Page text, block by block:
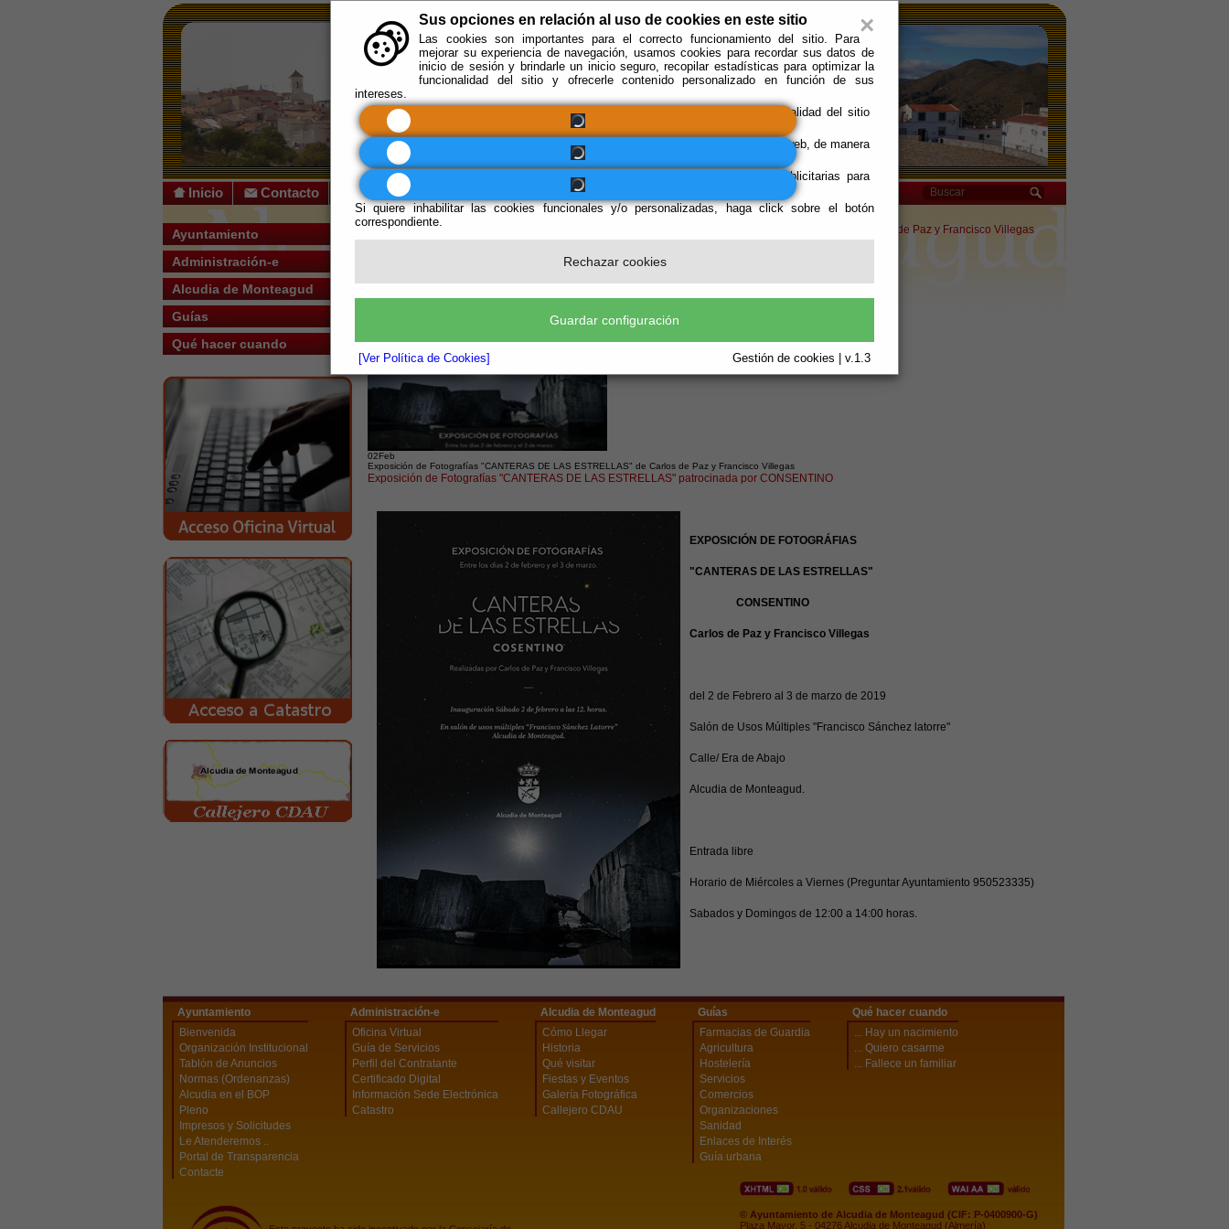
×
Sus opciones en relación al uso de cookies en este sitio
Las cookies son importantes para el correcto funcionamiento del sitio. Para
mejorar su experiencia de navegación, usamos cookies para recordar sus datos de
inicio de sesión y brindarle un inicio seguro, recopilar estadísticas para optimizar la
funcionalidad del sitio y ofrecerle contenido personalizado en función de sus
intereses.
Se requieren estas cookies para permitir la funcionalidad del sitio
Estas cookies nos permiten analizar el uso del Sitio web, de manera
que podamos medir y mejorar el funcionamiento.
Estas cookies son utilizadas por empresas publicitarias para
publicar anuncios relevantes para sus intereses.
Si quiere inhabilitar las cookies funcionales y/o personalizadas, haga click sobre el botón
correspondiente.
Rechazar cookies
Guardar configuración
[Ver Política de Cookies] Gestión de cookies | v.1.3
Inicio Contacto
Ayuntamiento
Administración-e
Alcudia de Monteagud
Guías
Qué hacer cuando
Usted se encuentra aquí: Exposición de Fotografías "CANTERAS DE LAS ESTRELLAS" de Carlos de Paz y Francisco Villegas
02Feb
Exposición de Fotografías "CANTERAS DE LAS ESTRELLAS" de Carlos de Paz y Francisco Villegas
Exposición de Fotografías "CANTERAS DE LAS ESTRELLAS" patrocinada por CONSENTINO
EXPOSICIÓN DE FOTOGRÁFIAS
"CANTERAS DE LAS ESTRELLAS"
CONSENTINO
Carlos de Paz y Francisco Villegas
del 2 de Febrero al 3 de marzo de 2019
Salón de Usos Múltiples "Francisco Sánchez latorre"
Calle/ Era de Abajo
Alcudia de Monteagud.
Entrada libre
Horario de Miércoles a Viernes (Preguntar Ayuntamiento 950523335)
Sabados y Domingos de 12:00 a 14:00 horas.
Ayuntamiento
Bienvenida
Organización Institucional
Tablón de Anuncios
Normas (Ordenanzas)
Alcudia en el BOP
Pleno
Impresos y Solicitudes
Le Atenderemos ..
Portal de Transparencia
Contacte
Administración-e
Oficina Virtual
Guía de Servicios
Perfil del Contratante
Certificado Digital
Información Sede Electrónica
Catastro
Alcudia de Monteagud
Cómo Llegar
Historia
Qué visitar
Fiestas y Eventos
Galería Fotográfica
Callejero CDAU
Guías
Farmacias de Guardia
Agricultura
Hostelería
Servicios
Comercios
Organizaciones
Sanidad
Enlaces de Interés
Guía urbana
Qué hacer cuando
... Hay un nacimiento
... Quiero casarme
... Fallece un familiar
© Ayuntamiento de Alcudia de Monteagud (CIF: P-0400900-G)
Plaza Mayor, 5 - 04276 Alcudia de Monteagud (Almería)